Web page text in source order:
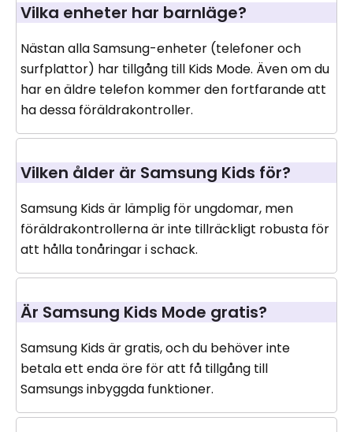
Vilka enheter har barnläge?
Nästan alla Samsung-enheter (telefoner och
surfplattor) har tillgång till Kids Mode. Även om du
har en äldre telefon kommer den fortfarande att
ha dessa föräldrakontroller.
Vilken ålder är Samsung Kids för?
Samsung Kids är lämplig för ungdomar, men
föräldrakontrollerna är inte tillräckligt robusta för
att hålla tonåringar i schack.
Är Samsung Kids Mode gratis?
Samsung Kids är gratis, och du behöver inte
betala ett enda öre för att få tillgång till
Samsungs inbyggda funktioner.